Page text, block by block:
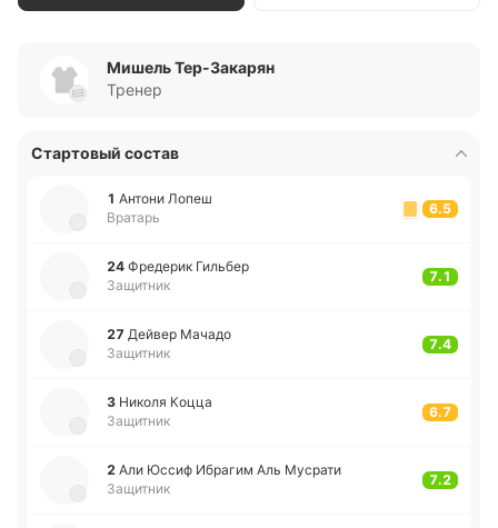
Мишель Тер-Закарян
Тренер
Стартовый состав
1 Антони Лопеш
Вратарь
6.5
24 Фре­де­рик Ги­льбер
Защитник
7.1
27 Дейвер Мачадо
Защитник
7.4
3 Николя Коцца
Защитник
6.7
2 Али Юссиф Ибра­гим Аль Му­cра­ти
Защитник
7.2